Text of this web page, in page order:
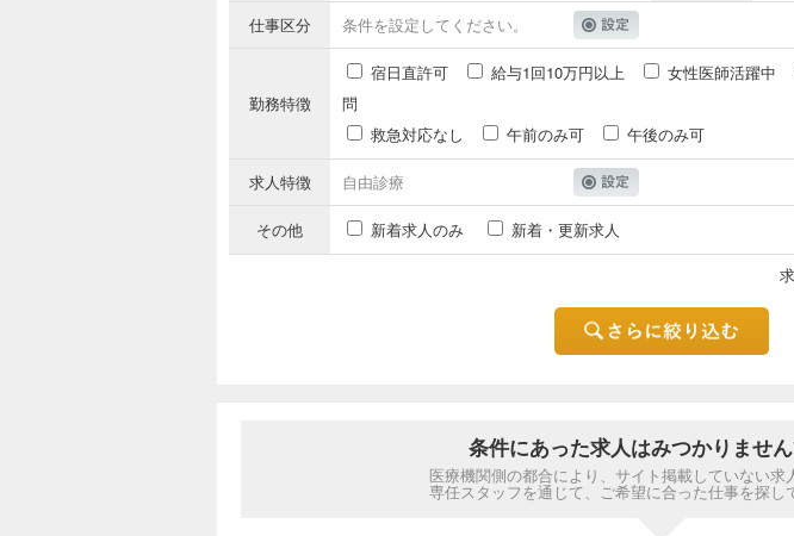
仕事区分 条件を設定してください。
勤務特徴
宿日直許可 給与1回10万円以上 女性医師活躍中
問
救急対応なし
午前のみ可 午後のみ可
求人特徴 自由診療
その他 新着求人のみ
新着・更新求人
条件にあった求人はみつかりませ
医療機関側の都合により、サイト掲載していない求
専任スタッフを通じて、ご希望に合った仕事を探し